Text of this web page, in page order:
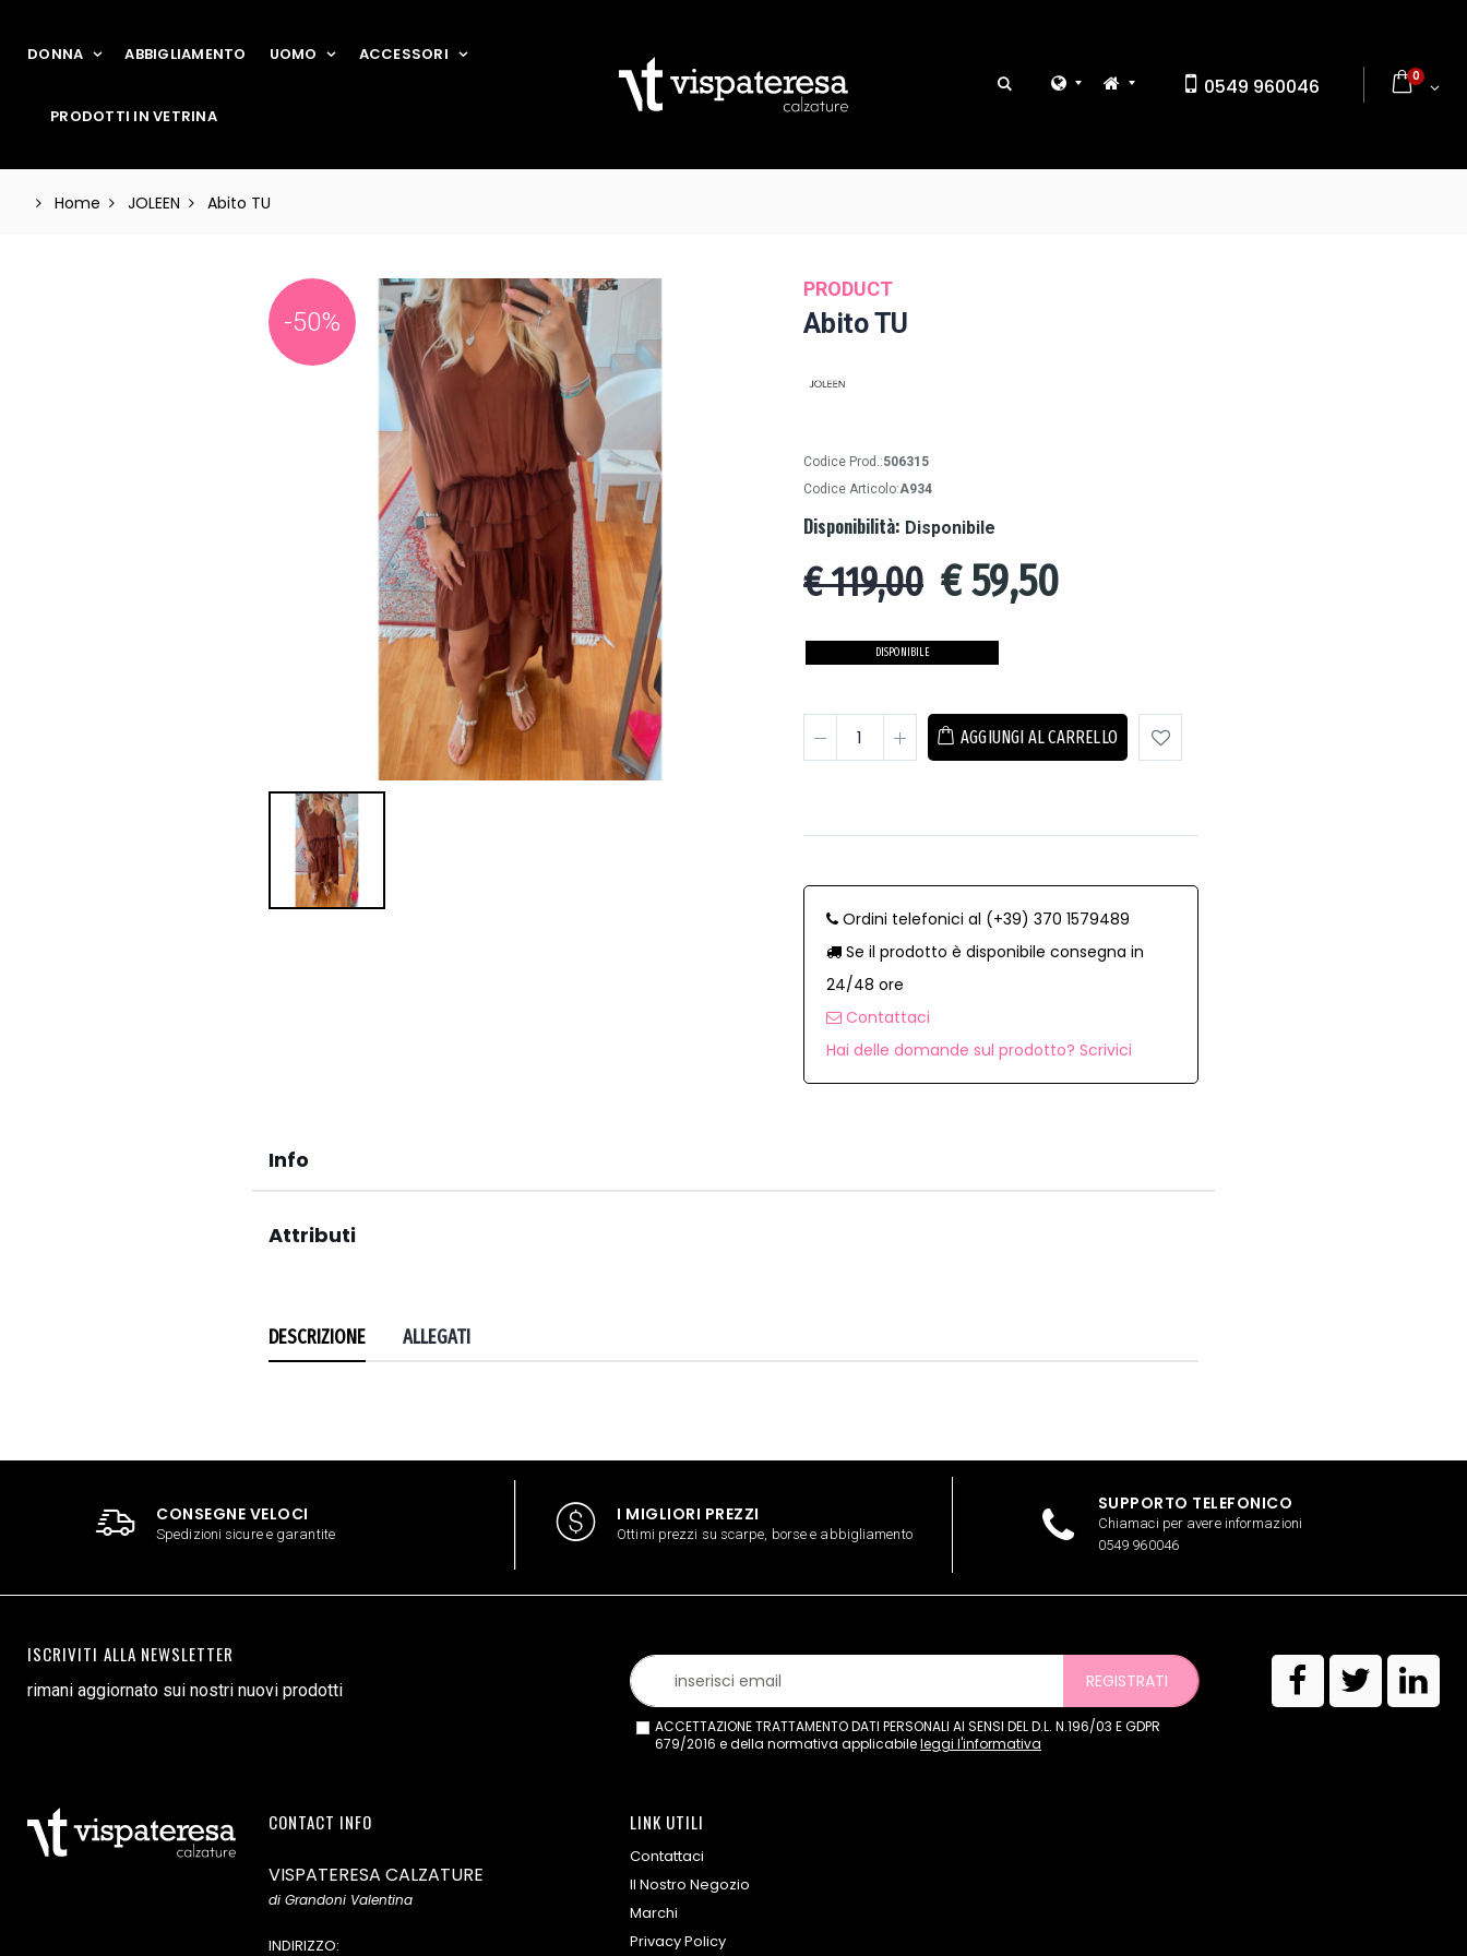
DONNA ABBIGLIAMENTO UOMO ACCESSORI
PRODOTTI IN VETRINA
0549 960046 0
Home JOLEEN Abito TU
-50%
PRODUCT
Abito TU
Codice Prod.:506315
Codice Articolo:A934
Disponibilità: Disponibile
€ 119,00 €59,50
DISPONIBILE
AGGIUNGI AL CARRELLO
Ordini telefonici al (+39) 370 1579489
Se il prodotto è disponibile consegna in
24/48 ore
Contattaci
Hai delle domande sul prodotto? Scrivici
Info
Attributi
DESCRIZIONE ALLEGATI
CONSEGNE VELOCI
Spedizioni sicure e garantite
I MIGLIORI PREZZI
Ottimi prezzi su scarpe, borse e abbigliamento
SUPPORTO TELEFONICO
Chiamaci per avere informazioni
0549 960046
ISCRIVITI ALLA NEWSLETTER
rimani aggiornato sui nostri nuovi prodotti REGISTRATI
ACCETTAZIONE TRATTAMENTO DATI PERSONALI AI SENSI DEL D.L. N.196/03 E GDPR
679/2016 e della normativa applicabileleggi l'informativa
CONTACT INFO
VISPATERESA CALZATURE
di Grandoni Valentina
INDIRIZZO:
LINK UTILI
Contattaci
Il Nostro Negozio
Marchi
Privacy Policy